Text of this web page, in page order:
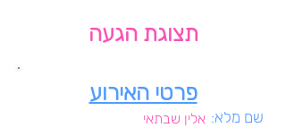
תצוגת הגעה
פרטי האירוע
אלין שבתאי שם מלא: